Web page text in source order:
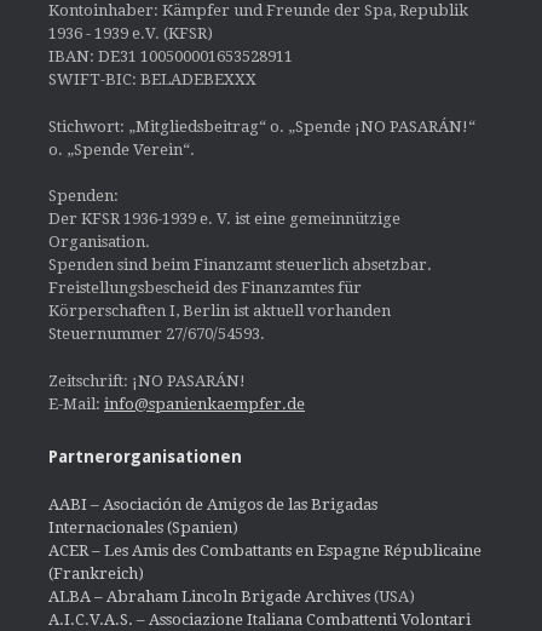
Kontoinhaber: Kämpfer und Freunde der Spa, Republik
1936 - 1939 e.V. (KFSR)
IBAN: DE31 100500001653528911
SWIFT-BIC: BELADEBEXXX
Stichwort: „Mitgliedsbeitrag“ o. „Spende ¡NO PASARÁN!“
o. „Spende Verein“.
Spenden:
Der KFSR 1936-1939 e. V. ist eine gemeinnützige
Organisation.
Spenden sind beim Finanzamt steuerlich absetzbar.
Freistellungsbescheid des Finanzamtes für
Körperschaften I, Berlin ist aktuell vorhanden
Steuernummer 27/670/54593.
Zeitschrift: ¡NO PASARÁN!
E-Mail: info@spanienkaempfer.de
Partnerorganisationen
AABI – Asociación de Amigos de las Brigadas
Internacionales (Spanien)
ACER – Les Amis des Combattants en Espagne Républicaine
(Frankreich)
ALBA – Abraham Lincoln Brigade Archives (USA)
A.I.C.V.A.S. – Associazione Italiana Combattenti Volontari